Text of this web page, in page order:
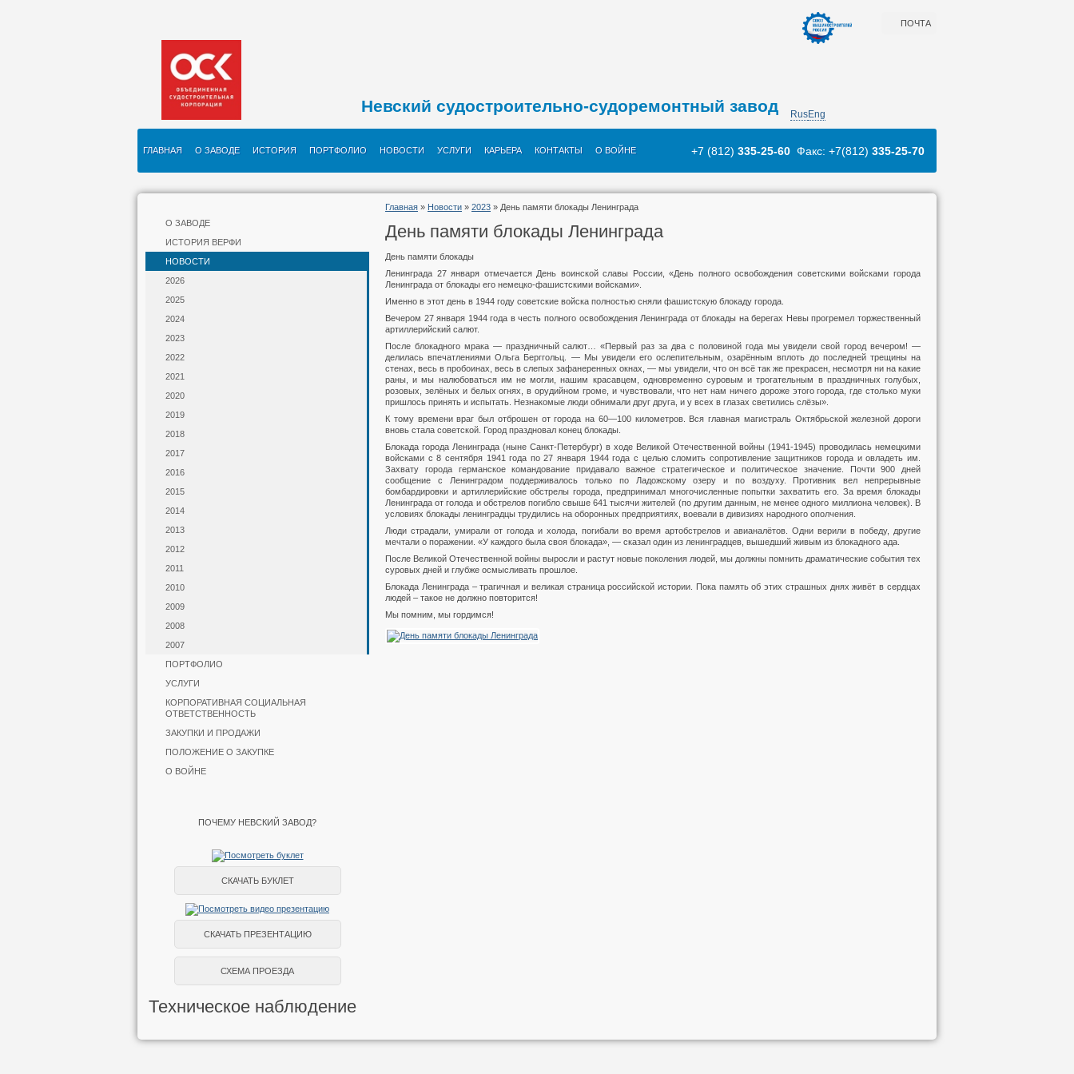
ПОЧТА
Невский судостроительно-судоремонтный завод RusEng
ГЛАВНАЯ О ЗАВОДЕ ИСТОРИЯ ПОРТФОЛИО НОВОСТИ УСЛУГИ КАРЬЕРА КОНТАКТЫ О ВОЙНЕ +7 (812) 335-25-60 Факс: +7(812) 335-25-70
О ЗАВОДЕ
ИСТОРИЯ ВЕРФИ
НОВОСТИ
2026
2025
2024
2023
2022
2021
2020
2019
2018
2017
2016
2015
2014
2013
2012
2011
2010
2009
2008
2007
ПОРТФОЛИО
УСЛУГИ
КОРПОРАТИВНАЯ СОЦИАЛЬНАЯ
ОТВЕТСТВЕННОСТЬ
ЗАКУПКИ И ПРОДАЖИ
ПОЛОЖЕНИЕ О ЗАКУПКЕ
О ВОЙНЕ
ПОЧЕМУ НЕВСКИЙ ЗАВОД?
СКАЧАТЬ БУКЛЕТ
СКАЧАТЬ ПРЕЗЕНТАЦИЮ
СХЕМА ПРОЕЗДА
Техническое наблюдение
Главная » Новости » 2023 » День памяти блокады Ленинграда
День памяти блокады Ленинграда
День памяти блокады
Ленинграда 27 января отмечается День воинской славы России, «День полного освобождения советскими войсками города
Ленинграда от блокады его немецко-фашистскими войсками».
Именно в этот день в 1944 году советские войска полностью сняли фашистскую блокаду города.
Вечером 27 января 1944 года в честь полного освобождения Ленинграда от блокады на берегах Невы прогремел торжественный
артиллерийский салют.
После блокадного мрака — праздничный салют… «Первый раз за два с половиной года мы увидели свой город вечером! —
делилась впечатлениями Ольга Берггольц. — Мы увидели его ослепительным, озарённым вплоть до последней трещины на
стенах, весь в пробоинах, весь в слепых зафанеренных окнах, — мы увидели, что он всё так же прекрасен, несмотря ни на какие
раны, и мы налюбоваться им не могли, нашим красавцем, одновременно суровым и трогательным в праздничных голубых,
розовых, зелёных и белых огнях, в орудийном громе, и чувствовали, что нет нам ничего дороже этого города, где столько муки
пришлось принять и испытать. Незнакомые люди обнимали друг друга, и у всех в глазах светились слёзы».
К тому времени враг был отброшен от города на 60—100 километров. Вся главная магистраль Октябрьской железной дороги
вновь стала советской. Город праздновал конец блокады.
Блокада города Ленинграда (ныне Санкт-Петербург) в ходе Великой Отечественной войны (1941-1945) проводилась немецкими
войсками с 8 сентября 1941 года по 27 января 1944 года с целью сломить сопротивление защитников города и овладеть им.
Захвату города германское командование придавало важное стратегическое и политическое значение. Почти 900 дней
сообщение с Ленинградом поддерживалось только по Ладожскому озеру и по воздуху. Противник вел непрерывные
бомбардировки и артиллерийские обстрелы города, предпринимал многочисленные попытки захватить его. За время блокады
Ленинграда от голода и обстрелов погибло свыше 641 тысячи жителей (по другим данным, не менее одного миллиона человек). В
условиях блокады ленинградцы трудились на оборонных предприятиях, воевали в дивизиях народного ополчения.
Люди страдали, умирали от голода и холода, погибали во время артобстрелов и авианалётов. Одни верили в победу, другие
мечтали о поражении. «У каждого была своя блокада», — сказал один из ленинградцев, вышедший живым из блокадного ада.
После Великой Отечественной войны выросли и растут новые поколения людей, мы должны помнить драматические события тех
суровых дней и глубже осмысливать прошлое.
Блокада Ленинграда – трагичная и великая страница российской истории. Пока память об этих страшных днях живёт в сердцах
людей – такое не должно повторится!
Мы помним, мы гордимся!